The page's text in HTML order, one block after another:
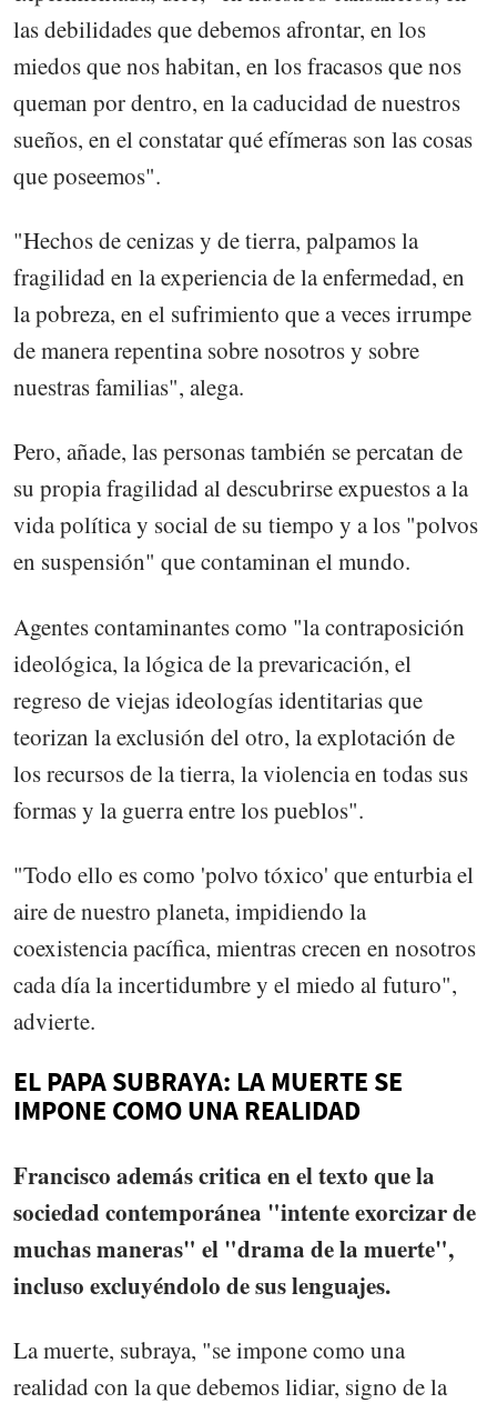
las debilidades que debemos afrontar, en los
miedos que nos habitan, en los fracasos que nos
queman por dentro, en la caducidad de nuestros
sueños, en el constatar qué efímeras son las cosas
que poseemos".
"Hechos de cenizas y de tierra, palpamos la
fragilidad en la experiencia de la enfermedad, en
la pobreza, en el sufrimiento que a veces irrumpe
de manera repentina sobre nosotros y sobre
nuestras familias", alega.
Pero, añade, las personas también se percatan de
su propia fragilidad al descubrirse expuestos a la
vida política y social de su tiempo y a los "polvos
en suspensión" que contaminan el mundo.
Agentes contaminantes como "la contraposición
ideológica, la lógica de la prevaricación, el
regreso de viejas ideologías identitarias que
teorizan la exclusión del otro, la explotación de
los recursos de la tierra, la violencia en todas sus
formas y la guerra entre los pueblos".
"Todo ello es como 'polvo tóxico' que enturbia el
aire de nuestro planeta, impidiendo la
coexistencia pacífica, mientras crecen en nosotros
cada día la incertidumbre y el miedo al futuro",
advierte.
EL PAPA SUBRAYA: LA MUERTE SE
IMPONE COMO UNA REALIDAD
Francisco además critica en el texto que la
sociedad contemporánea "intente exorcizar de
muchas maneras" el "drama de la muerte",
incluso excluyéndolo de sus lenguajes.
La muerte, subraya, "se impone como una
realidad con la que debemos lidiar, signo de la